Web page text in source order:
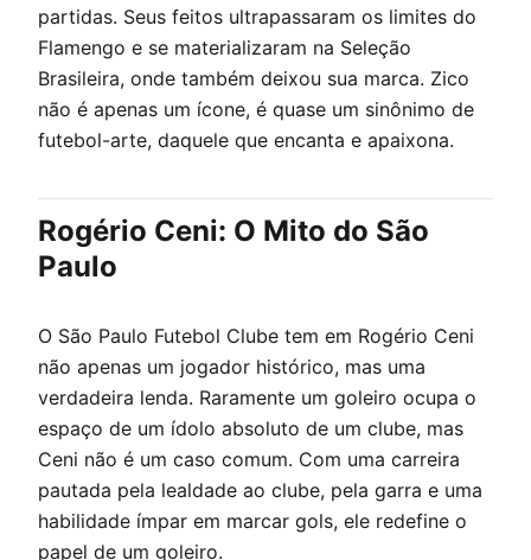
partidas. Seus feitos ultrapassaram os limites do
Flamengo e se materializaram na Seleção
Brasileira, onde também deixou sua marca. Zico
não é apenas um ícone, é quase um sinônimo de
futebol-arte, daquele que encanta e apaixona.
Rogério Ceni: O Mito do São
Paulo
O São Paulo Futebol Clube tem em Rogério Ceni
não apenas um jogador histórico, mas uma
verdadeira lenda. Raramente um goleiro ocupa o
espaço de um ídolo absoluto de um clube, mas
Ceni não é um caso comum. Com uma carreira
pautada pela lealdade ao clube, pela garra e uma
habilidade ímpar em marcar gols, ele redefine o
papel de um goleiro.